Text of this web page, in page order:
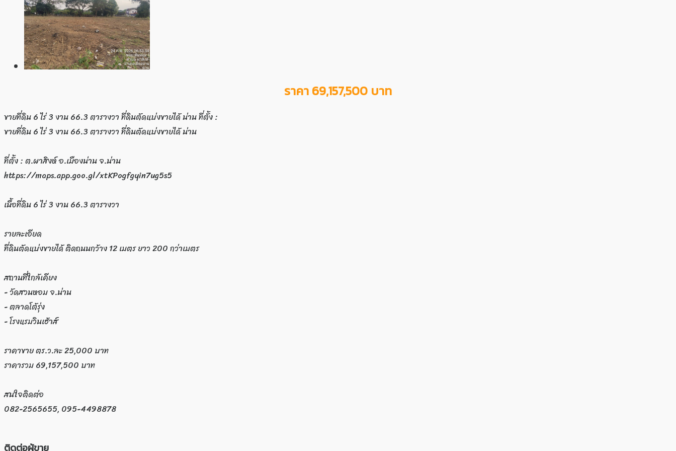
ราคา 69,157,500 บาท
ขายที่ดิน 6 ไร่ 3 งาน 66.3 ตารางวา ที่ดินตัดแบ่งขายได้ น่าน ที่ตั้ง :
ขายที่ดิน 6 ไร่ 3 งาน 66.3 ตารางวา ที่ดินตัดแบ่งขายได้ น่าน
ที่ตั้ง : ต.ผาสิงห์ อ.เมืองน่าน จ.น่าน
https://maps.app.goo.gl/xtKPogfgyin7ug5s5
เนื้อที่ดิน 6 ไร่ 3 งาน 66.3 ตารางวา
รายละเอียด
ที่ดินตัดแบ่งขายได้ ติดถนนกว้าง 12 เมตร ยาว 200 กว่าเมตร
สถานที่ใกล้เคียง
- วัดสวนหอม จ.น่าน
- ตลาดโต้รุ่ง
- โรงแรมวินเฮ้าส์
ราคาขาย ตร.ว.ละ 25,000 บาท
ราคารวม 69,157,500 บาท
สนใจติดต่อ
082-2565655, 095-4498878
ติดต่อผู้ขาย